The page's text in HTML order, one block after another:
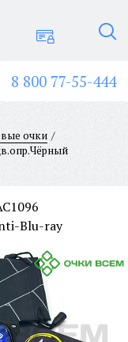
8 800 77-55-444
очки
Blu-ray